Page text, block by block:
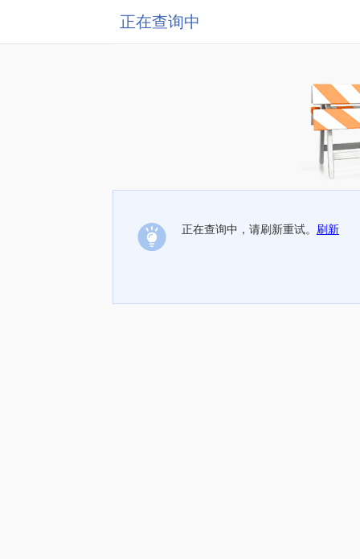
正在查询中
正在查询中，请刷新重试。 刷新